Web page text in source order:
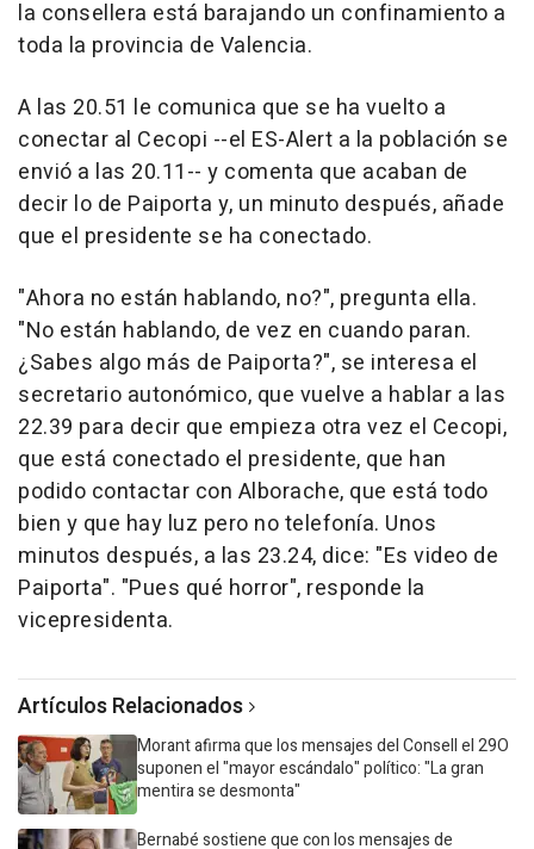
la consellera está barajando un confinamiento a
toda la provincia de Valencia.
A las 20.51 le comunica que se ha vuelto a
conectar al Cecopi --el ES-Alert a la población se
envió a las 20.11-- y comenta que acaban de
decir lo de Paiporta y, un minuto después, añade
que el presidente se ha conectado.
"Ahora no están hablando, no?", pregunta ella.
"No están hablando, de vez en cuando paran.
¿Sabes algo más de Paiporta?", se interesa el
secretario autonómico, que vuelve a hablar a las
22.39 para decir que empieza otra vez el Cecopi,
que está conectado el presidente, que han
podido contactar con Alborache, que está todo
bien y que hay luz pero no telefonía. Unos
minutos después, a las 23.24, dice: "Es video de
Paiporta". "Pues qué horror", responde la
vicepresidenta.
Artículos Relacionados
Morant afirma que los mensajes del Consell el 29O
suponen el "mayor escándalo" político: "La gran
mentira se desmonta"
Bernabé sostiene que con los mensajes de